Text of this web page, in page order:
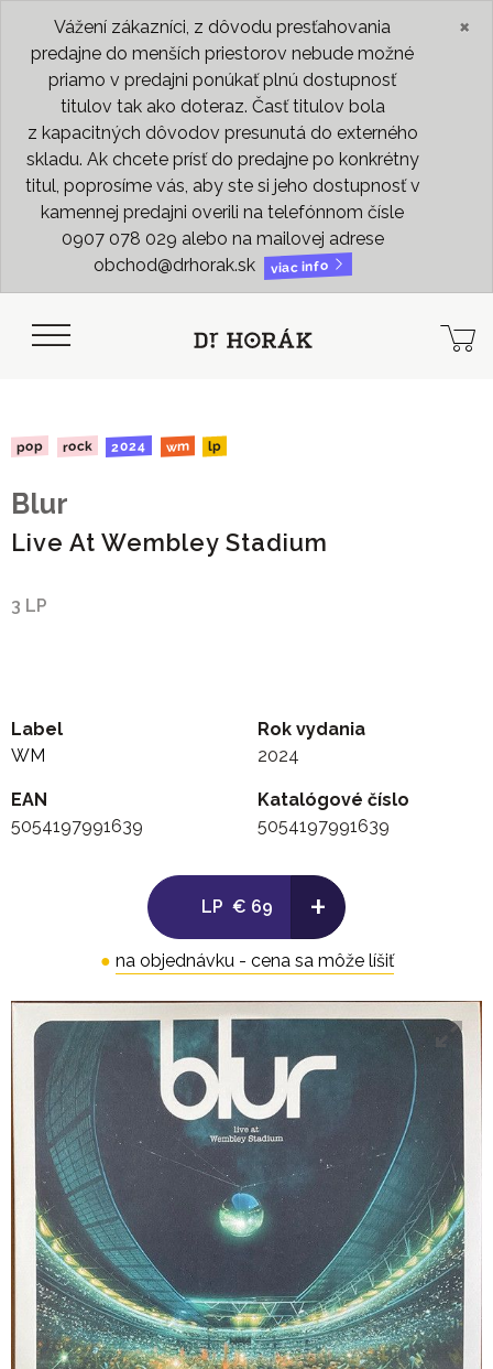
Vážení zákazníci, z dôvodu presťahovania
predajne do menších priestorov nebude možné
priamo v predajni ponúkať plnú dostupnosť
titulov tak ako doteraz. Časť titulov bola
z kapacitných dôvodov presunutá do externého
skladu. Ak chcete prísť do predajne po konkrétny
titul, poprosíme vás, aby ste si jeho dostupnosť v
kamennej predajni overili na telefónnom čísle
0907 078 029 alebo na mailovej adrese
obchod@drhorak.sk
viac info
×
pop rock 2024 wm lp
Blur
Live At Wembley Stadium
3 LP
Label
WM
Rok vydania
2024
EAN
5054197991639
Katalógové číslo
5054197991639
LP € 69 +
● na objednávku - cena sa môže líšiť